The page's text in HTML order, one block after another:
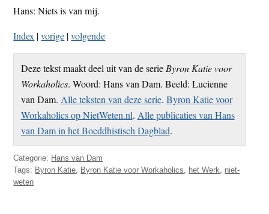
Hans: Niets is van mij.
Index |vorige |volgende
Deze tekst maakt deel uit van de serie Byron Katie voor
Workaholics. Woord: Hans van Dam. Beeld: Lucienne
van Dam. Alle teksten van deze serie. Byron Katie voor
Workaholics op NietWeten.nl. Alle publicaties van Hans
van Dam in het Boeddhistisch Dagblad.
Categorie: Hans van Dam
Tags: Byron Katie, Byron Katie voor Workaholics, het Werk, niet-
weten